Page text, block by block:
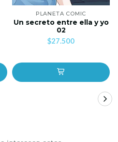
PLANETA COMIC
Un secreto entre ella y yo
02
$27.500